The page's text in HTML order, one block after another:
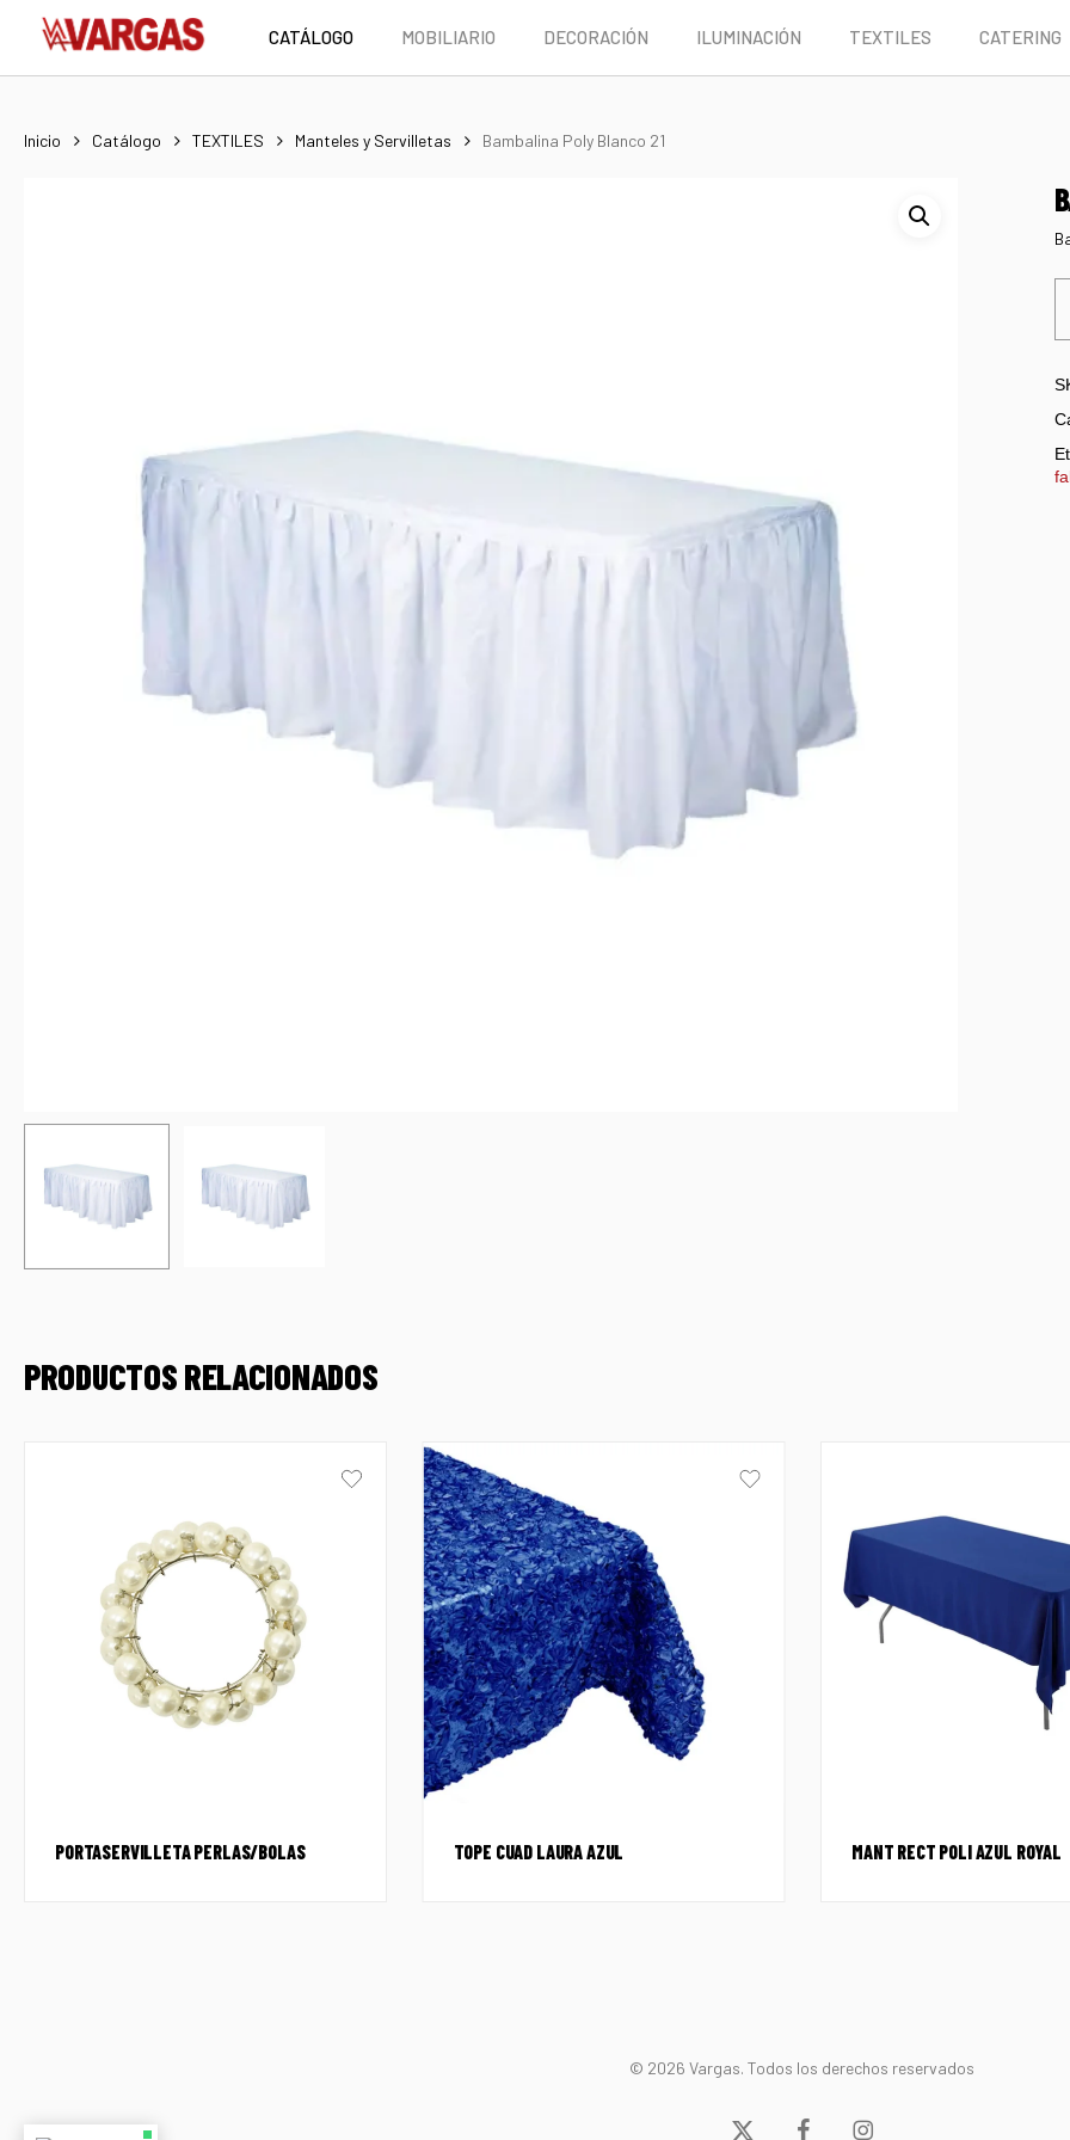
main
CATÁLOGO MOBILIARIO DECORACIÓN ILUMINACIÓN TEXTILES CATERING
Inicio Catálogo TEXTILES Manteles y Servilletas Bambalina Poly Blanco 21
PRODUCTOS RELACIONADOS
PORTASERVILLETA PERLAS/BOLAS TOPE CUAD LAURA AZUL MANT RECT POLI AZUL ROYAL
© 2026 Vargas. Todos los derechos reservados
x- facebookinstagram